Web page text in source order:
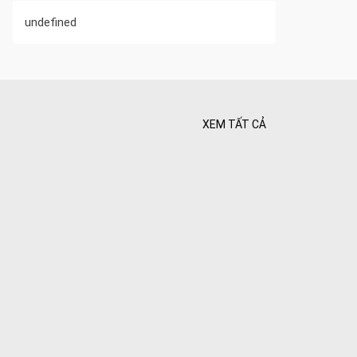
undefined
XEM TẤT CẢ